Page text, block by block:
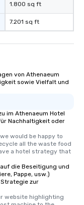
1.800 sq ft
7.201 sq ft
von Athenaeum
sowie Vielfalt und
im Athenaeum Hotel
Nachhaltigkeit oder
would be happy to
all the waste food
a hotel strategy that
die Beseitigung und
Pappe, usw.)
zur
website highlighting